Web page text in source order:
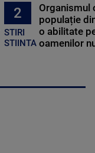
2
STIRI
STIINTA
Organismul
populație
o abilitate
oamenilor